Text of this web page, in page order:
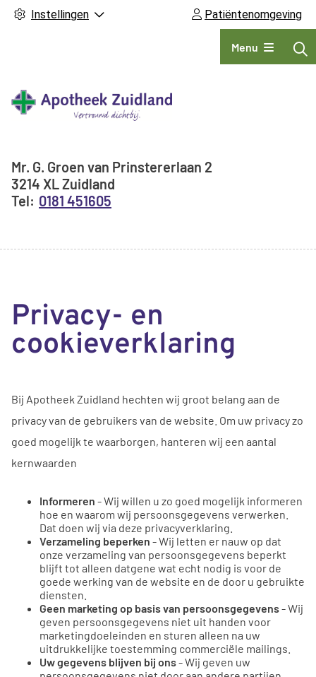
Instellingen Patiëntenomgeving
Hoofdmenu
Menu
Adresgegevens
Mr. G. Groen van Prinstererlaan 2
3214 XLZuidland
0181 451605
Privacy- en
cookieverklaring
Bij Apotheek Zuidland hechten wij groot belang aan de
privacy van de gebruikers van de website. Om uw privacy zo
goed mogelijk te waarborgen, hanteren wij een aantal
kernwaarden
Informeren - Wij willen u zo goed mogelijk informeren
hoe en waarom wij persoonsgegevens verwerken.
Dat doen wij via deze privacyverklaring.
Verzameling beperken - Wij letten er nauw op dat
onze verzameling van persoonsgegevens beperkt
blijft tot alleen datgene wat echt nodig is voor de
goede werking van de website en de door u gebruikte
diensten.
Geen marketing op basis van persoonsgegevens- Wij
geven persoonsgegevens niet uit handen voor
marketingdoeleinden en sturen alleen na uw
uitdrukkelijke toestemming commerciële mailings.
Uw gegevens blijven bij ons- Wij geven uw